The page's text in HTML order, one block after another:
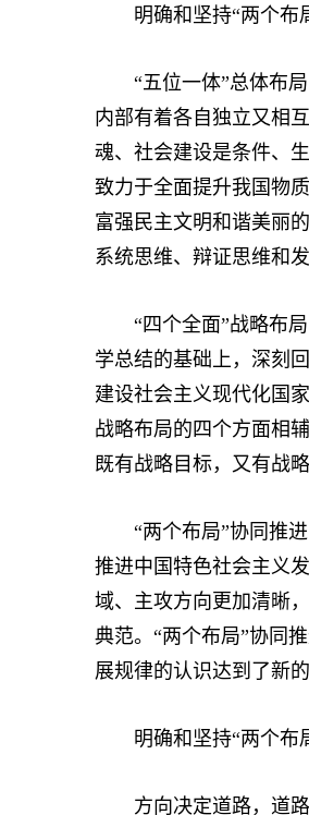
明确和坚持“两个布局
“五位一体”总体布局
内部有着各自独立又相
魂、社会建设是条件、
致力于全面提升我国物
富强民主文明和谐美丽
系统思维、辩证思维和
“四个全面”战略布局
学总结的基础上，深刻
建设社会主义现代化国
战略布局的四个方面相
既有战略目标，又有战
“两个布局”协同推进
推进中国特色社会主义
域、主攻方向更加清晰
典范。“两个布局”协同
展规律的认识达到了新
明确和坚持“两个布局
方向决定道路，道路